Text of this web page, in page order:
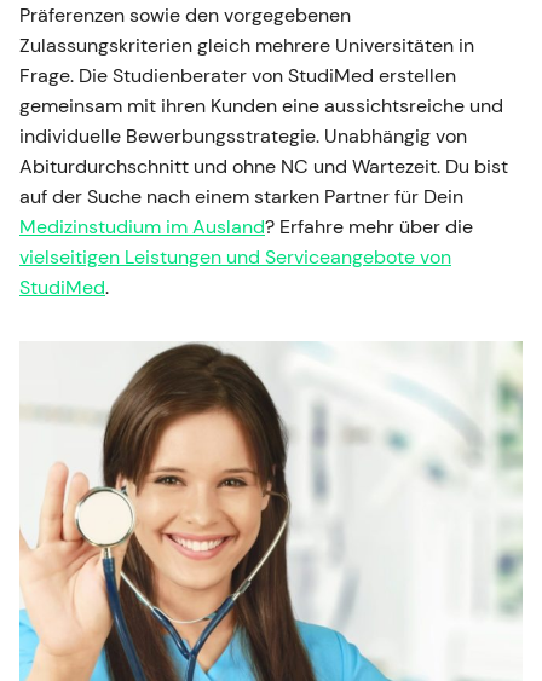
Präferenzen sowie den vorgegebenen
Zulassungskriterien gleich mehrere Universitäten in
Frage. Die Studienberater von StudiMed erstellen
gemeinsam mit ihren Kunden eine aussichtsreiche und
individuelle Bewerbungsstrategie. Unabhängig von
Abiturdurchschnitt und ohne NC und Wartezeit. Du bist
auf der Suche nach einem starken Partner für Dein
Medizinstudium im Ausland? Erfahre mehr über die
vielseitigen Leistungen und Serviceangebote von
StudiMed.